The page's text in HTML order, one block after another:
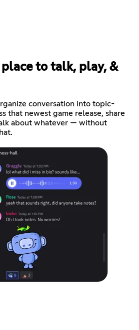
place to talk, play, &
conversation into topic-
that newest game release, share
about whatever — without